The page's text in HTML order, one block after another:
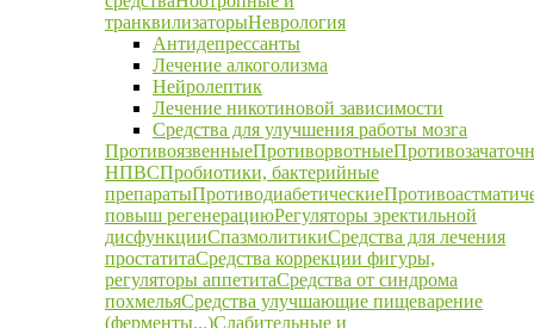
транквилизаторыНеврология
Антидепрессанты
Лечение алкоголизма
Нейролептик
Лечение никотиновой зависимости
Средства для улучшения работы мозга
ПротивоязвенныеПротиворвотные
НПВСПробиотики, бактерийные
препаратыПротиводиабетические
повыш регенерациюРегуляторы эректильной
дисфункцииСпазмолитикиСредства для лечения
простатитаСредства коррекции фигуры,
регуляторы аппетитаСредства от синдрома
похмельяСредства улучшающие пищеварение
(ферменты...)Слабительные и